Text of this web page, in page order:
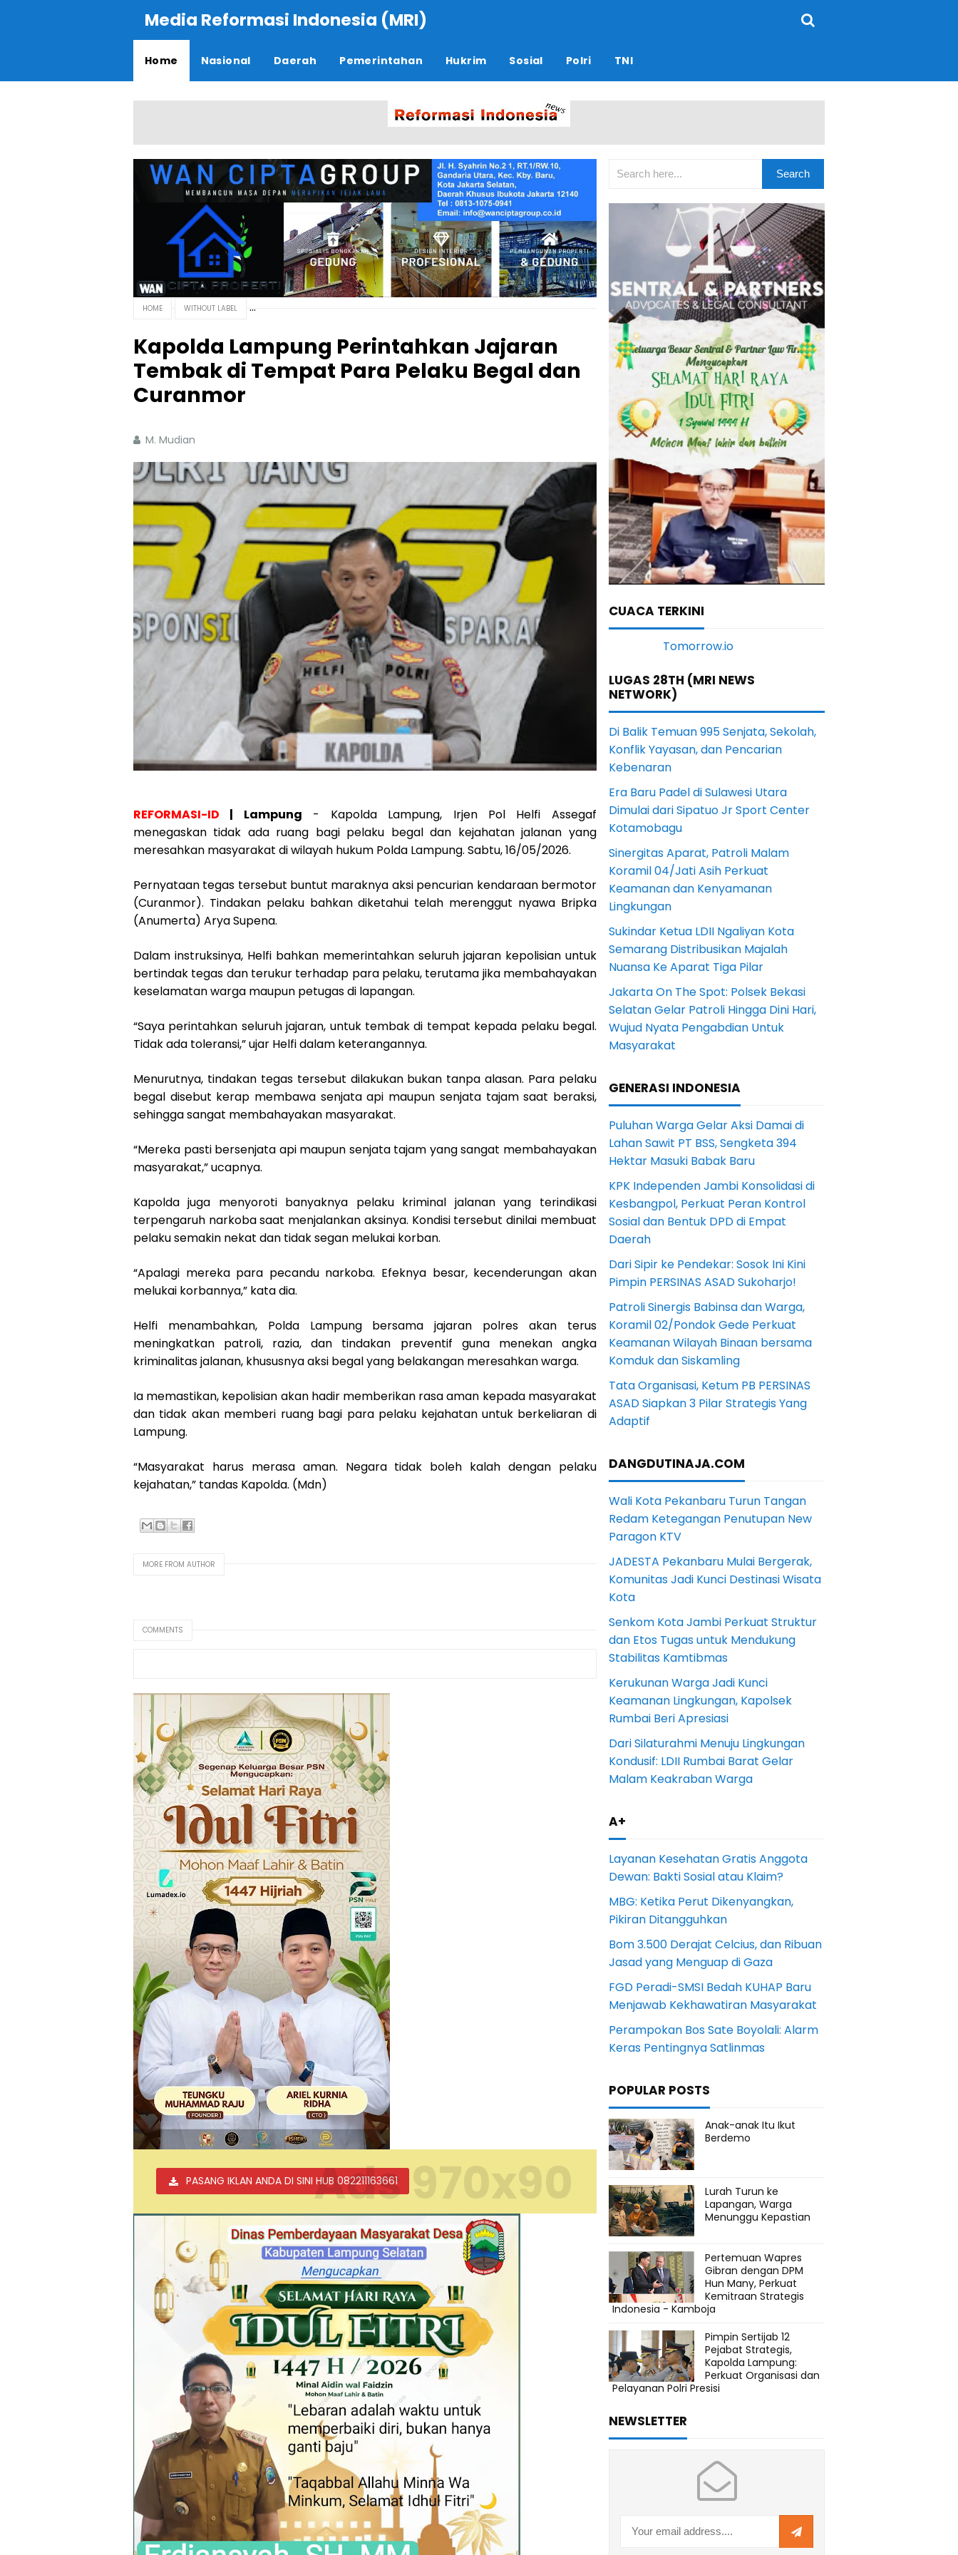
Media Reformasi Indonesia (MRI)
Home Nasional Daerah Pemerintahan Hukrim Sosial Polri TNI
HOME WITHOUT LABEL
Kapolda Lampung Perintahkan Jajaran
Tembak di Tempat Para Pelaku Begal dan
Curanmor
M. Mudian
REFORMASI-ID | Lampung - Kapolda Lampung, Irjen Pol Helfi Assegaf
menegaskan tidak ada ruang bagi pelaku begal dan kejahatan jalanan yang
meresahkan masyarakat di wilayah hukum Polda Lampung. Sabtu, 16/05/2026.
Pernyataan tegas tersebut buntut maraknya aksi pencurian kendaraan bermotor
(Curanmor). Tindakan pelaku bahkan diketahui telah merenggut nyawa Bripka
(Anumerta) Arya Supena.
Dalam instruksinya, Helfi bahkan memerintahkan seluruh jajaran kepolisian untuk
bertindak tegas dan terukur terhadap para pelaku, terutama jika membahayakan
keselamatan warga maupun petugas di lapangan.
“Saya perintahkan seluruh jajaran, untuk tembak di tempat kepada pelaku begal.
Tidak ada toleransi,” ujar Helfi dalam keterangannya.
Menurutnya, tindakan tegas tersebut dilakukan bukan tanpa alasan. Para pelaku
begal disebut kerap membawa senjata api maupun senjata tajam saat beraksi,
sehingga sangat membahayakan masyarakat.
“Mereka pasti bersenjata api maupun senjata tajam yang sangat membahayakan
masyarakat,” ucapnya.
Kapolda juga menyoroti banyaknya pelaku kriminal jalanan yang terindikasi
terpengaruh narkoba saat menjalankan aksinya. Kondisi tersebut dinilai membuat
pelaku semakin nekat dan tidak segan melukai korban.
“Apalagi mereka para pecandu narkoba. Efeknya besar, kecenderungan akan
melukai korbannya,” kata dia.
Helfi menambahkan, Polda Lampung bersama jajaran polres akan terus
meningkatkan patroli, razia, dan tindakan preventif guna menekan angka
kriminalitas jalanan, khususnya aksi begal yang belakangan meresahkan warga.
Ia memastikan, kepolisian akan hadir memberikan rasa aman kepada masyarakat
dan tidak akan memberi ruang bagi para pelaku kejahatan untuk berkeliaran di
Lampung.
“Masyarakat harus merasa aman. Negara tidak boleh kalah dengan pelaku
kejahatan,” tandas Kapolda. (Mdn)
MORE FROM AUTHOR
COMMENTS
PASANG IKLAN ANDA DI SINI HUB 082211163661Ads 970x90
CUACA TERKINI
LUGAS 28TH (MRI NEWS
NETWORK)
Di Balik Temuan 995 Senjata, Sekolah,
Konflik Yayasan, dan Pencarian
Kebenaran
Era Baru Padel di Sulawesi Utara
Dimulai dari Sipatuo Jr Sport Center
Kotamobagu
Sinergitas Aparat, Patroli Malam
Koramil 04/Jati Asih Perkuat
Keamanan dan Kenyamanan
Lingkungan
Sukindar Ketua LDII Ngaliyan Kota
Semarang Distribusikan Majalah
Nuansa Ke Aparat Tiga Pilar
Jakarta On The Spot: Polsek Bekasi
Selatan Gelar Patroli Hingga Dini Hari,
Wujud Nyata Pengabdian Untuk
Masyarakat
GENERASI INDONESIA
Puluhan Warga Gelar Aksi Damai di
Lahan Sawit PT BSS, Sengketa 394
Hektar Masuki Babak Baru
KPK Independen Jambi Konsolidasi di
Kesbangpol, Perkuat Peran Kontrol
Sosial dan Bentuk DPD di Empat
Daerah
Dari Sipir ke Pendekar: Sosok Ini Kini
Pimpin PERSINAS ASAD Sukoharjo!
Patroli Sinergis Babinsa dan Warga,
Koramil 02/Pondok Gede Perkuat
Keamanan Wilayah Binaan bersama
Komduk dan Siskamling
Tata Organisasi, Ketum PB PERSINAS
ASAD Siapkan 3 Pilar Strategis Yang
Adaptif
DANGDUTINAJA.COM
Wali Kota Pekanbaru Turun Tangan
Redam Ketegangan Penutupan New
Paragon KTV
JADESTA Pekanbaru Mulai Bergerak,
Komunitas Jadi Kunci Destinasi Wisata
Kota
Senkom Kota Jambi Perkuat Struktur
dan Etos Tugas untuk Mendukung
Stabilitas Kamtibmas
Kerukunan Warga Jadi Kunci
Keamanan Lingkungan, Kapolsek
Rumbai Beri Apresiasi
Dari Silaturahmi Menuju Lingkungan
Kondusif: LDII Rumbai Barat Gelar
Malam Keakraban Warga
A+
Layanan Kesehatan Gratis Anggota
Dewan: Bakti Sosial atau Klaim?
MBG: Ketika Perut Dikenyangkan,
Pikiran Ditangguhkan
Bom 3.500 Derajat Celcius, dan Ribuan
Jasad yang Menguap di Gaza
FGD Peradi-SMSI Bedah KUHAP Baru
Menjawab Kekhawatiran Masyarakat
Perampokan Bos Sate Boyolali: Alarm
Keras Pentingnya Satlinmas
POPULAR POSTS
Anak-anak Itu Ikut
Berdemo
Lurah Turun ke
Lapangan, Warga
Menunggu Kepastian
Pertemuan Wapres
Gibran dengan DPM
Hun Many, Perkuat
Kemitraan Strategis
Indonesia - Kamboja
Pimpin Sertijab 12
Pejabat Strategis,
Kapolda Lampung:
Perkuat Organisasi dan
Pelayanan Polri Presisi
NEWSLETTER